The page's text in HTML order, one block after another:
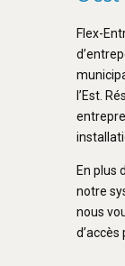
Flex-
l’Est.
En plus
notre
nous
d’accès